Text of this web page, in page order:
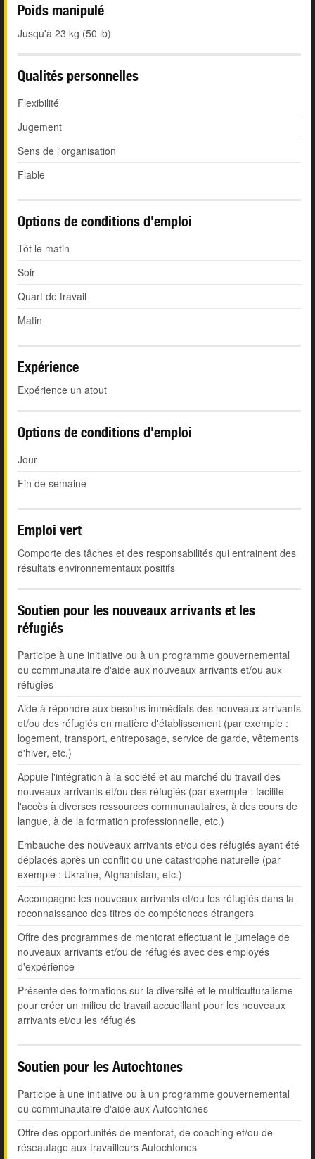
Poids manipulé
Jusqu'à 23 kg (50 lb)
Qualités personnelles
Flexibilité
Jugement
Sens de l'organisation
Fiable
Options de conditions d'emploi
Tôt le matin
Soir
Quart de travail
Matin
Expérience
Expérience un atout
Options de conditions d'emploi
Jour
Fin de semaine
Emploi vert
Comporte des tâches et des responsabilités qui entrainent des
résultats environnementaux positifs
Soutien pour les nouveaux arrivants et les
réfugiés
Participe à une initiative ou à un programme gouvernemental
ou communautaire d'aide aux nouveaux arrivants et/ou aux
réfugiés
Aide à répondre aux besoins immédiats des nouveaux arrivants
et/ou des réfugiés en matière d'établissement (par exemple :
logement, transport, entreposage, service de garde, vêtements
d'hiver, etc.)
Appuie l'intégration à la société et au marché du travail des
nouveaux arrivants et/ou des réfugiés (par exemple : facilite
l'accès à diverses ressources communautaires, à des cours de
langue, à de la formation professionnelle, etc.)
Embauche des nouveaux arrivants et/ou des réfugiés ayant été
déplacés après un conflit ou une catastrophe naturelle (par
exemple : Ukraine, Afghanistan, etc.)
Accompagne les nouveaux arrivants et/ou les réfugiés dans la
reconnaissance des titres de compétences étrangers
Offre des programmes de mentorat effectuant le jumelage de
nouveaux arrivants et/ou de réfugiés avec des employés
d'expérience
Présente des formations sur la diversité et le multiculturalisme
pour créer un milieu de travail accueillant pour les nouveaux
arrivants et/ou les réfugiés
Soutien pour les Autochtones
Participe à une initiative ou à un programme gouvernemental
ou communautaire d'aide aux Autochtones
Offre des opportunités de mentorat, de coaching et/ou de
réseautage aux travailleurs Autochtones